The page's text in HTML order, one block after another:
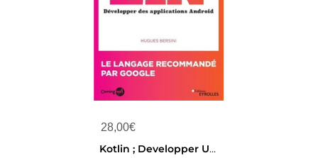
28,00€
Kotlin ; Developper Une Application Android